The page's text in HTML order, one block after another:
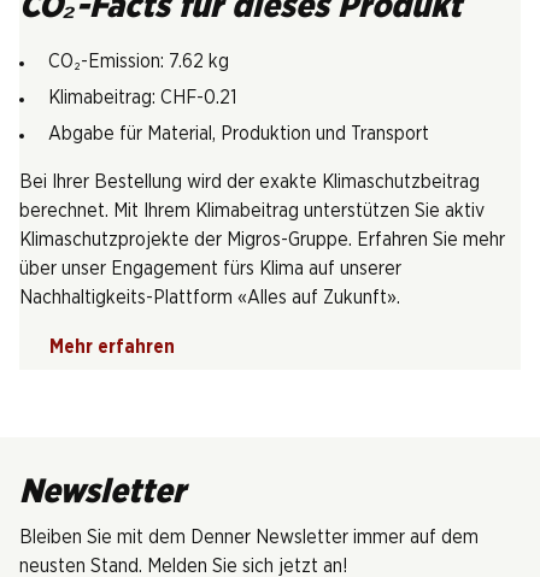
CO₂-Emission: 7.62 kg
Klimabeitrag: CHF-0.21
Abgabe für Material, Produktion und Transport
Bei Ihrer Bestellung wird der exakte Klimaschutzbeitrag
berechnet. Mit Ihrem Klimabeitrag unterstützen Sie aktiv
Klimaschutzprojekte der Migros-Gruppe. Erfahren Sie mehr
über unser Engagement fürs Klima auf unserer
Nachhaltigkeits-Plattform «Alles auf Zukunft».
Mehr erfahren
Newsletter
Bleiben Sie mit dem Denner Newsletter immer auf dem
neusten Stand. Melden Sie sich jetzt an!